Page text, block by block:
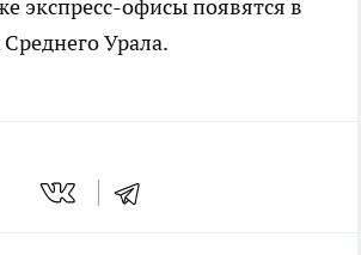
экспресс-офисы появятся в
Урала.